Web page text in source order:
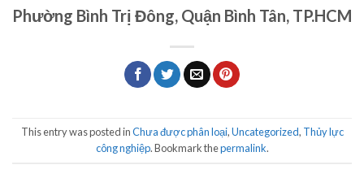
Phường Bình Trị Đông, Quận Bình Tân, TP.HCM
This entry was posted inChưa được phân loại,Uncategorized, Thủy lực
công nghiệp. Bookmark thepermalink.